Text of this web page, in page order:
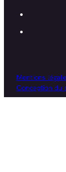
Mentions
Conception du